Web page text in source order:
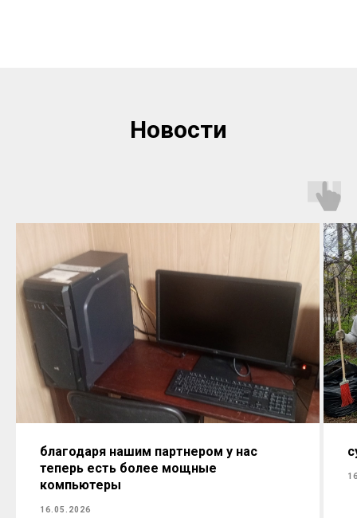
Новости
благодаря нашим партнером у нас
теперь есть более мощные
компьютеры
16.05.2026